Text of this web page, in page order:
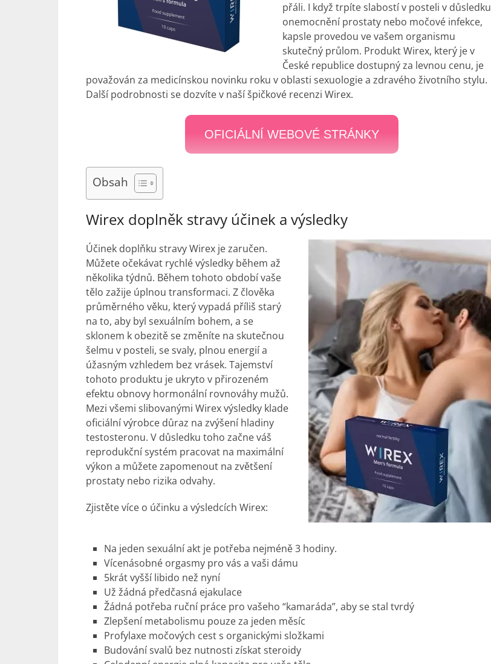
přáli. I když trpíte slabostí v posteli v důsledku
onemocnění prostaty nebo močové infekce,
kapsle provedou ve vašem organismu
skutečný průlom. Produkt Wirex, který je v
České republice dostupný za levnou cenu, je
považován za medicínskou novinku roku v oblasti sexuologie a zdravého životního stylu.
Další podrobnosti se dozvíte v naší špičkové recenzi Wirex.
OFICIÁLNÍ WEBOVÉ STRÁNKY
Obsah
Wirex doplněk stravy účinek a výsledky
Účinek doplňku stravy Wirex je zaručen.
Můžete očekávat rychlé výsledky během až
několika týdnů. Během tohoto období vaše
tělo zažije úplnou transformaci. Z člověka
průměrného věku, který vypadá příliš starý
na to, aby byl sexuálním bohem, a se
sklonem k obezitě se změníte na skutečnou
šelmu v posteli, se svaly, plnou energií a
úžasným vzhledem bez vrásek. Tajemství
tohoto produktu je ukryto v přirozeném
efektu obnovy hormonální rovnováhy mužů.
Mezi všemi slibovanými Wirex výsledky klade
oficiální výrobce důraz na zvýšení hladiny
testosteronu. V důsledku toho začne váš
reprodukční systém pracovat na maximální
výkon a můžete zapomenout na zvětšení
prostaty nebo rizika odvahy.
Zjistěte více o účinku a výsledcích Wirex:
Na jeden sexuální akt je potřeba nejméně 3 hodiny.
Vícenásobné orgasmy pro vás a vaši dámu
5krát vyšší libido než nyní
Už žádná předčasná ejakulace
Žádná potřeba ruční práce pro vašeho “kamaráda”, aby se stal tvrdý
Zlepšení metabolismu pouze za jeden měsíc
Profylaxe močových cest s organickými složkami
Budování svalů bez nutnosti získat steroidy